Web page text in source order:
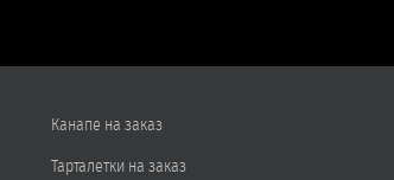
Канапе на заказ
Тарталетки на заказ